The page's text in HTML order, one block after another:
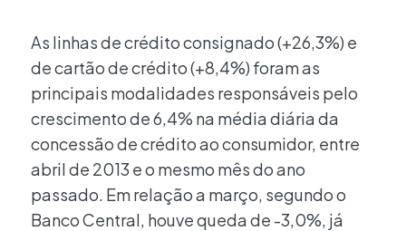
As linhas de crédito consignado (+26,3%) e
de cartão de crédito (+8,4%) foram as
principais modalidades responsáveis pelo
crescimento de 6,4% na média diária da
concessão de crédito ao consumidor, entre
abril de 2013 e o mesmo mês do ano
passado. Em relação a março, segundo o
Banco Central, houve queda de -3,0%, já